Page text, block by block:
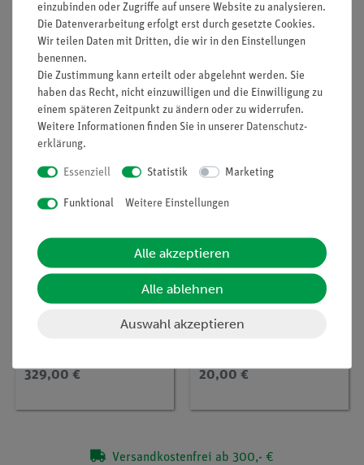
Media / Downloads
Kunden interessierten sich auch
für…
Top-Artikel
Artikel-Nr.:
RiSU 2023 DC: 0...12 V,
329,00 €
Artikel-Nr.:
Akku-Schülernetzgerät
20,00 €
Versandkostenfrei ab 300,- €
einzubinden oder Zugriffe auf unsere Website zu analysieren.
Die Datenverarbeitung erfolgt erst durch gesetzte Cookies.
Wir teilen Daten mit Dritten, die wir in den Einstellungen
benennen.
Die Zustimmung kann erteilt oder abgelehnt werden. Sie
haben das Recht, nicht einzuwilligen und die Einwilligung zu
einem späteren Zeitpunkt zu ändern oder zu widerrufen.
Weitere Informationen finden Sie in unserer Daten­schutz­
erklärung.
Essenziell Statistik Marketing
Funktional Weitere Einstellungen
Alle akzeptieren
Alle ablehnen
Auswahl akzeptieren